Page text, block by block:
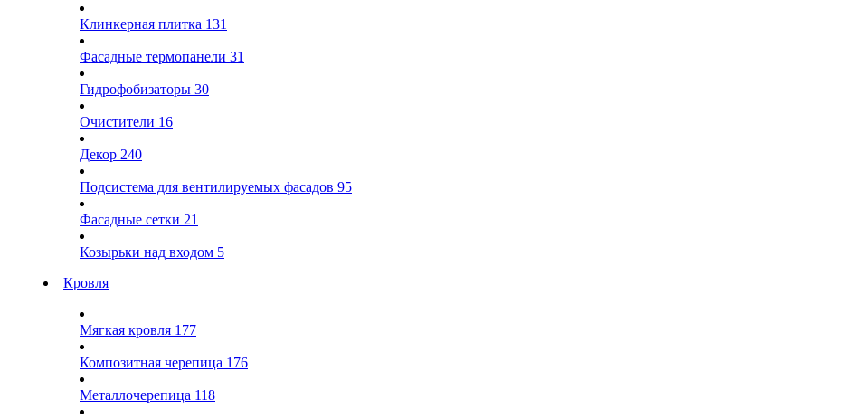
Клинкерная плитка 131
Фасадные термопанели 31
Гидрофобизаторы 30
Очистители 16
Декор 240
Подсистема для вентилируемых фасадов 95
Фасадные сетки 21
Козырьки над входом 5
Кровля
Мягкая кровля 177
Композитная черепица 176
Металлочерепица 118